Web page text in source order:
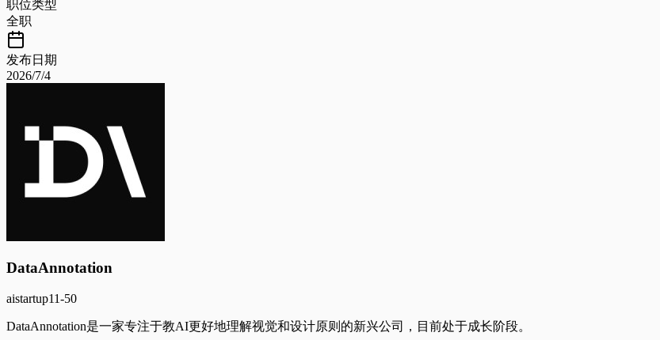
职位类型
全职
发布日期
2026/7/4
DataAnnotation
aistartup11-50
DataAnnotation是一家专注于教AI更好地理解视觉和设计原则的新兴公司，目前处于成长阶段。